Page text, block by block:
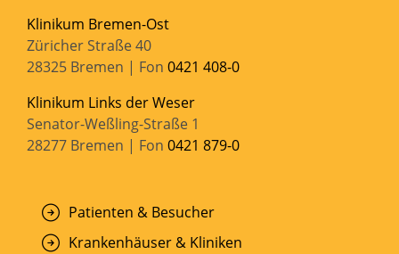
Klinikum Bremen-Ost
Züricher Straße 40
28325 Bremen | Fon 0421 408-0
Klinikum Links der Weser
Senator-Weßling-Straße 1
28277 Bremen | Fon 0421 879-0
Patienten & Besucher
Krankenhäuser & Kliniken